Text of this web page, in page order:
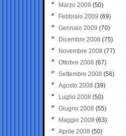
Marzo 2009 (50)
Febbraio 2009 (69)
Gennaio 2009 (70)
Dicembre 2008 (75)
Novembre 2008 (77)
Ottobre 2008 (67)
Settembre 2008 (56)
Agosto 2008 (39)
Luglio 2008 (50)
Giugno 2008 (55)
Maggio 2008(63)
Aprile 2008 (50)